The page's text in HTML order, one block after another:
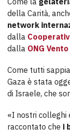
della Carità,
network
dalla
dalla ONG
Come tutti
Gaza è stata
di Israele, che
«I nostri colleghi
raccontato che i